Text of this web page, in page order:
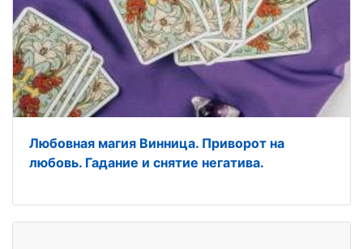
Любовная магия Винница. Приворот на
любовь. Гадание и снятие негатива.